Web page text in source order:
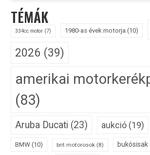
TÉMÁK
334cc motor (7) 1980-as évek motorja (10)
2026 (39)
amerikai
(83)
Aruba Ducati (23) aukció (19)
BMW (10) brit motorosok (8) bukósisak